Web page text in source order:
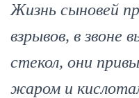
Жизнь сыновей
взрывов, в звоне
стекол, они
жаром и